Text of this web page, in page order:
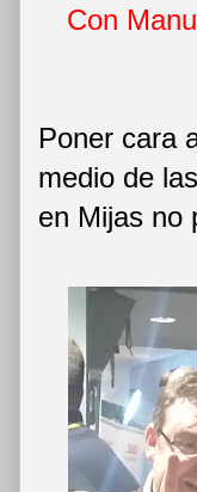
Con
Poner cara
medio de
en Mijas no